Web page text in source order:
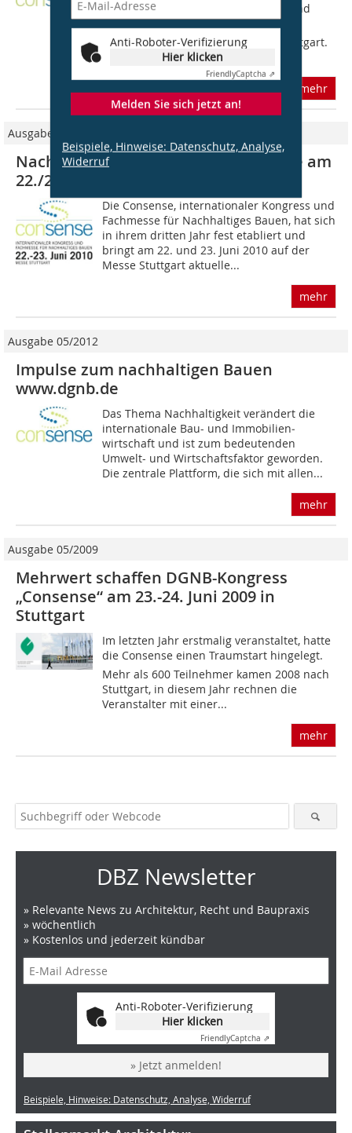
Anti-Roboter-Verifizierung
Hier klicken
FriendlyCaptcha ⇗
Melden Sie sich jetzt an!
Beispiele, Hinweise: Datenschutz, Analyse,
Widerruf
mit Ausstellern der gesamten Bau- und
Immobilienwirtschaft  das sind die
Erfolgsgaranten der Consense in Stuttgart.
mehr
Ausgabe 05/2010
Nachhaltigkeit – quo vadis? Consense am
22./23. Juni 2010, Stuttgart
Die Consense, internationaler Kongress und
Fachmesse für Nachhaltiges Bauen, hat sich
in ihrem dritten Jahr fest etabliert und
bringt am 22. und 23. Juni 2010 auf der
Messe Stuttgart aktuelle...
mehr
Ausgabe 05/2012
Impulse zum nachhaltigen Bauen
www.dgnb.de
Das Thema Nachhaltigkeit verändert die
internationale Bau- und Immobilien­
wirtschaft und ist zum bedeutenden
Umwelt- und Wirtschaftsfaktor geworden.
Die zentrale Plattform, die sich mit allen...
mehr
Ausgabe 05/2009
Mehrwert schaffen DGNB-Kongress
„Consense“ am 23.-24. Juni 2009 in
Stuttgart
Im letzten Jahr erstmalig veranstaltet, hatte
die Consense einen Traumstart hingelegt.
Mehr als 600 Teilnehmer kamen 2008 nach
Stuttgart, in diesem Jahr rechnen die
Veranstalter mit einer...
mehr
DBZ Newsletter
» Relevante News zu Architektur, Recht und Baupraxis
» wöchentlich
» Kostenlos und jederzeit kündbar
Anti-Roboter-Verifizierung
Hier klicken
FriendlyCaptcha ⇗
» Jetzt anmelden!
Beispiele, Hinweise: Datenschutz, Analyse, Widerruf